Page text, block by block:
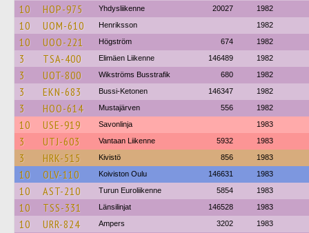
10 HOP-975 Yhdysliikenne 20027 1982
10 UOM-610 Henriksson 1982
10 UOO-221 Högström 674 1982
3 TSA-400 Elimäen Liikenne 146489 1982
3 UOT-800 Wikströms Busstrafik 680 1982
3 EKN-683 Bussi-Ketonen 146347 1982
3 HOO-614 Mustajärven 556 1982
10 USE-919 Savonlinja 1983
3 UTJ-603 Vantaan Liikenne 5932 1983
3 HRK-515 Kivistö 856 1983
10 OLV-110 Koiviston Oulu 146631 1983
10 AST-210 Turun Euroliikenne 5854 1983
10 TSS-331 Länsilinjat 146528 1983
10 URR-824 Ampers 3202 1983